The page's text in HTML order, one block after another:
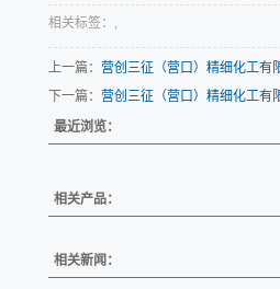
相关标签：,
上一篇： 营创三征（营口）精细化工有
下一篇： 营创三征（营口）精细化工有
最近浏览：
相关产品：
相关新闻：